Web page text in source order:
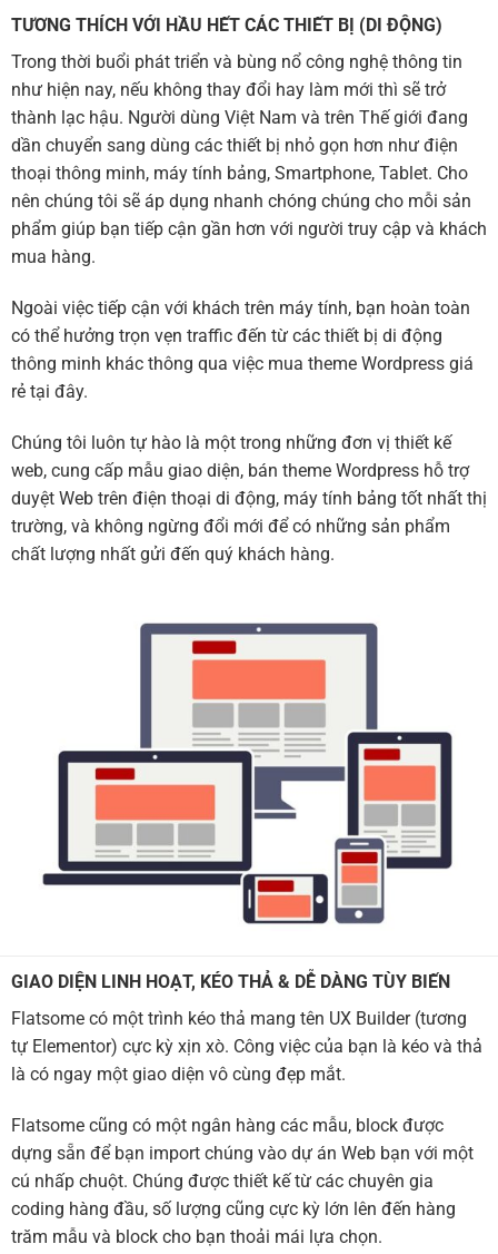
TƯƠNG THÍCH VỚI HẦU HẾT CÁC THIẾT BỊ (DI ĐỘNG)
Trong thời buổi phát triển và bùng nổ công nghệ thông tin
như hiện nay, nếu không thay đổi hay làm mới thì sẽ trở
thành lạc hậu. Người dùng Việt Nam và trên Thế giới đang
dần chuyển sang dùng các thiết bị nhỏ gọn hơn như điện
thoại thông minh, máy tính bảng, Smartphone, Tablet. Cho
nên chúng tôi sẽ áp dụng nhanh chóng chúng cho mỗi sản
phẩm giúp bạn tiếp cận gần hơn với người truy cập và khách
mua hàng.
Ngoài việc tiếp cận với khách trên máy tính, bạn hoàn toàn
có thể hưởng trọn vẹn traffic đến từ các thiết bị di động
thông minh khác thông qua việc mua theme Wordpress giá
rẻ tại đây.
Chúng tôi luôn tự hào là một trong những đơn vị thiết kế
web, cung cấp mẫu giao diện, bán theme Wordpress hỗ trợ
duyệt Web trên điện thoại di động, máy tính bảng tốt nhất thị
trường, và không ngừng đổi mới để có những sản phẩm
chất lượng nhất gửi đến quý khách hàng.
GIAO DIỆN LINH HOẠT, KÉO THẢ & DỄ DÀNG TÙY BIẾN
Flatsome có một trình kéo thả mang tên UX Builder (tương
tự Elementor) cực kỳ xịn xò. Công việc của bạn là kéo và thả
là có ngay một giao diện vô cùng đẹp mắt.
Flatsome cũng có một ngân hàng các mẫu, block được
dựng sẵn để bạn import chúng vào dự án Web bạn với một
cú nhấp chuột. Chúng được thiết kế từ các chuyên gia
coding hàng đầu, số lượng cũng cực kỳ lớn lên đến hàng
trăm mẫu và block cho bạn thoải mái lựa chọn.